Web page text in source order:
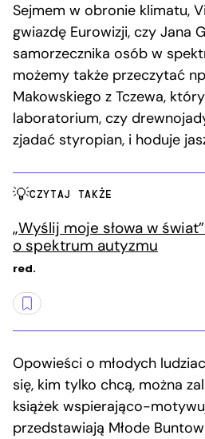
Sejmem w obronie klimatu,
gwiazdę Eurowizji, czy Jana
samorzecznika osób w
możemy także przeczytać
Makowskiego z Tczewa,
laboratorium, czy
zjadać styropian, i hoduje
CZYTAJ TAKŻE
„Wyślij moje słowa w
o spektrum autyzmu
red.
Opowieści o młodych
się, kim tylko chcą, można
książek wspierająco-
przedstawiają Młode